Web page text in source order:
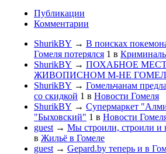
Публикации
Комментарии
ShurikBY → В поисках
Гомеля потерялся 1 в
ShurikBY → ПОХАБНОЕ
ЖИВОПИСНОМ М-НЕ
ShurikBY → Гомельчанам
со скидкой 1 в Новости Гомеля
ShurikBY → Супермаркет
"Быховский" 1 в Новости
guest → Мы строили, строили и
в Жильё в Гомеле
guest → Gepard.by теперь и в